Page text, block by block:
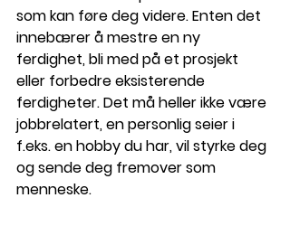
som kan føre deg videre. Enten det
innebærer å mestre en ny
ferdighet, bli med på et prosjekt
eller forbedre eksisterende
ferdigheter. Det må heller ikke være
jobbrelatert, en personlig seier i
f.eks. en hobby du har, vil styrke deg
og sende deg fremover som
menneske.